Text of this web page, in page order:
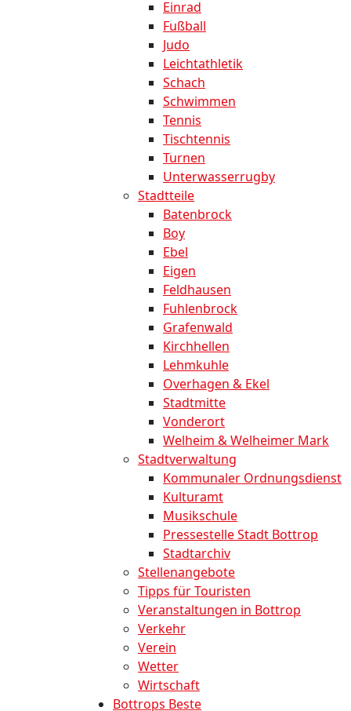
Einrad
Fußball
Judo
Leichtathletik
Schach
Schwimmen
Tennis
Tischtennis
Turnen
Unterwasserrugby
Stadtteile
Batenbrock
Boy
Ebel
Eigen
Feldhausen
Fuhlenbrock
Grafenwald
Kirchhellen
Lehmkuhle
Overhagen & Ekel
Stadtmitte
Vonderort
Welheim & Welheimer Mark
Stadtverwaltung
Kommunaler Ordnungsdienst
Kulturamt
Musikschule
Pressestelle Stadt Bottrop
Stadtarchiv
Stellenangebote
Tipps für Touristen
Veranstaltungen in Bottrop
Verkehr
Verein
Wetter
Wirtschaft
Bottrops Beste